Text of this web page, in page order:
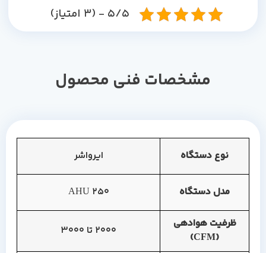
5/5 - (3 امتیاز)
مشخصات فنی محصول
نوع دستگاه ایرواشر
مدل دستگاه AHU 250
ظرفیت هوادهی
(CFM)
2000 تا 3000